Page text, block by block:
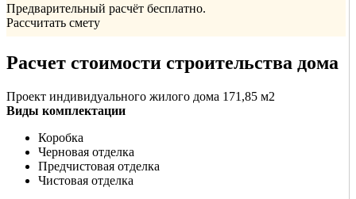
Предварительный расчёт бесплатно.
Рассчитать смету
Расчет стоимости строительства дома
Проект индивидуального жилого дома 171,85 м2
Виды комплектации
Коробка
Черновая отделка
Предчистовая отделка
Чистовая отделка